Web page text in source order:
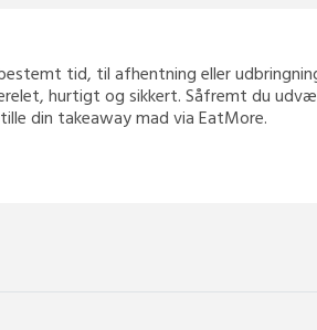
tid, til afhentning eller
hurtigt og sikkert. Såfremt du
din takeaway mad via EatMore.